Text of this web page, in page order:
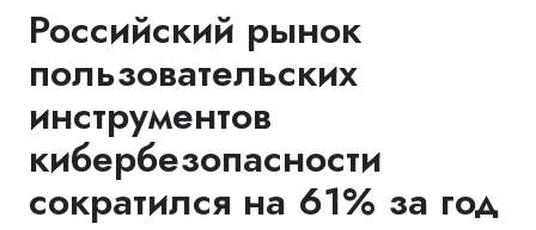
Российский рынок
пользовательских
инструментов
кибербезопасности
сократился на 61% за год